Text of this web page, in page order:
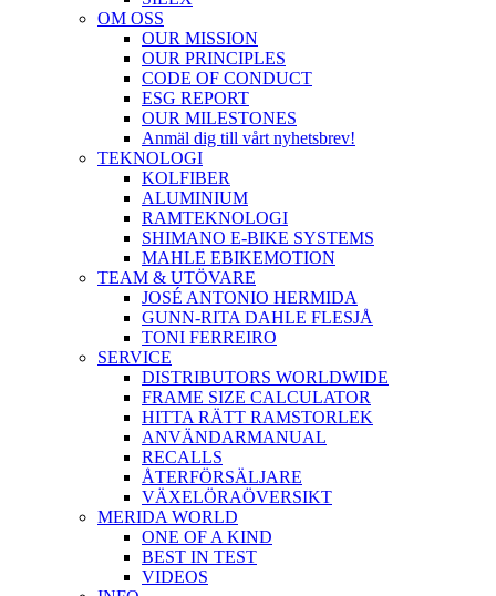
OM OSS
OUR MISSION
OUR PRINCIPLES
CODE OF CONDUCT
ESG REPORT
OUR MILESTONES
Anmäl dig till vårt nyhetsbrev!
TEKNOLOGI
KOLFIBER
ALUMINIUM
RAMTEKNOLOGI
SHIMANO E-BIKE SYSTEMS
MAHLE EBIKEMOTION
TEAM & UTÖVARE
JOSÉ ANTONIO HERMIDA
GUNN-RITA DAHLE FLESJÅ
TONI FERREIRO
SERVICE
DISTRIBUTORS WORLDWIDE
FRAME SIZE CALCULATOR
HITTA RÄTT RAMSTORLEK
ANVÄNDARMANUAL
RECALLS
ÅTERFÖRSÄLJARE
VÄXELÖRAÖVERSIKT
MERIDA WORLD
ONE OF A KIND
BEST IN TEST
VIDEOS